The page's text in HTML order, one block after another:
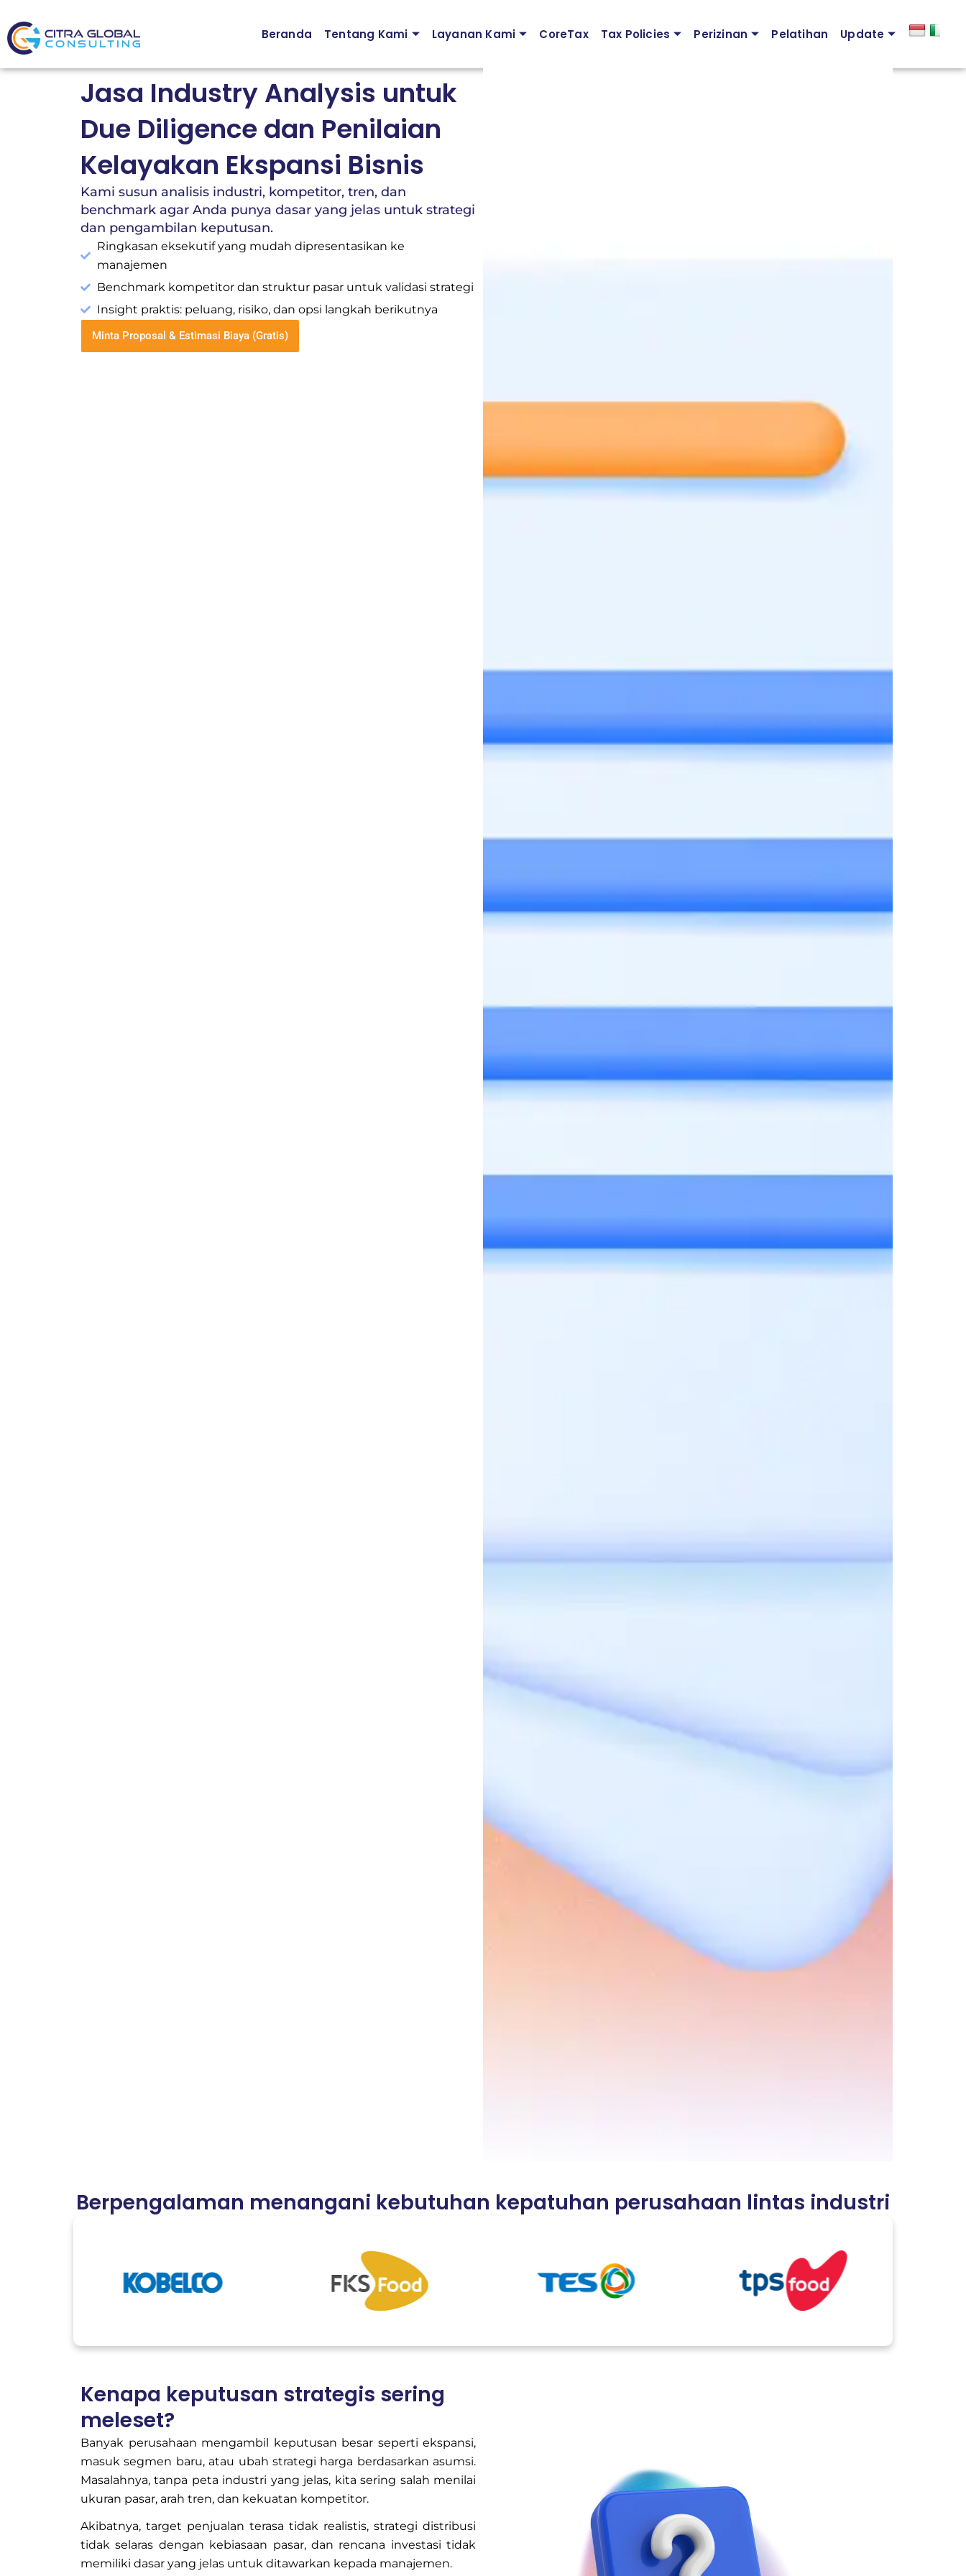
ke
konten
Beranda Tentang Kami Layanan Kami CoreTax Tax Policies Perizinan Pelatihan Update
Jasa Industry Analysis untuk
Due Diligence dan Penilaian
Kelayakan Ekspansi Bisnis
Kami susun analisis industri, kompetitor, tren, dan
benchmark agar Anda punya dasar yang jelas untuk strategi
dan pengambilan keputusan.
Ringkasan eksekutif yang mudah dipresentasikan ke
manajemen
Benchmark kompetitor dan struktur pasar untuk validasi strategi
Insight praktis: peluang, risiko, dan opsi langkah berikutnya
Minta Proposal & Estimasi Biaya (Gratis)
Berpengalaman menangani kebutuhan kepatuhan perusahaan lintas industri
Kenapa keputusan strategis sering
meleset?
Banyak perusahaan mengambil keputusan besar seperti ekspansi,
masuk segmen baru, atau ubah strategi harga berdasarkan asumsi.
Masalahnya, tanpa peta industri yang jelas, kita sering salah menilai
ukuran pasar, arah tren, dan kekuatan kompetitor.
Akibatnya, target penjualan terasa tidak realistis, strategi distribusi
tidak selaras dengan kebiasaan pasar, dan rencana investasi tidak
memiliki dasar yang jelas untuk ditawarkan kepada manajemen.